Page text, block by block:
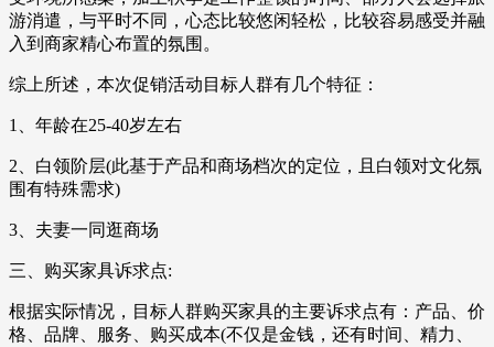
游消遣，与平时不同，心态比较悠闲轻松，比较容易感受并融
入到商家精心布置的氛围。
综上所述，本次促销活动目标人群有几个特征：
1、年龄在25-40岁左右
2、白领阶层(此基于产品和商场档次的定位，且白领对文化氛
围有特殊需求)
3、夫妻一同逛商场
三、购买家具诉求点:
根据实际情况，目标人群购买家具的主要诉求点有：产品、价
格、品牌、服务、购买成本(不仅是金钱，还有时间、精力、